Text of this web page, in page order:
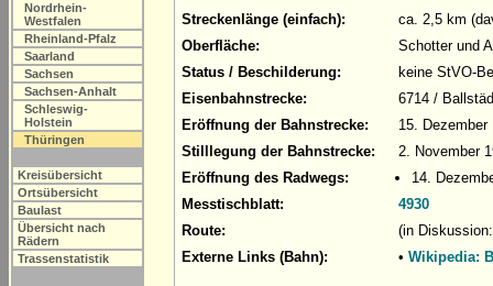
Nordrhein-
Westfalen
Rheinland-Pfalz
Saarland
Sachsen
Sachsen-Anhalt
Schleswig-
Holstein
Thüringen
Kreisübersicht
Ortsübersicht
Baulast
Übersicht nach
Rädern
Trassenstatistik
Streckenlänge (einfach):
ca. 2,5 km
Oberfläche:
Schotter und
Status / Beschilderung:
keine StVO-
Eisenbahnstrecke:
6714 /
Eröffnung der Bahnstrecke:
15. Dezember
Stilllegung der Bahnstrecke:
2. November
Eröffnung des Radwegs:
14.
Messtischblatt:
4930
Route:
(in
Externe Links (Bahn):
• Wikipedia: